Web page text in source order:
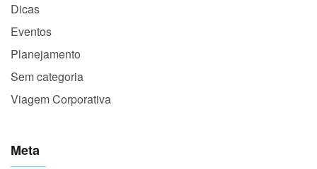
Dicas
Eventos
Planejamento
Sem categoria
Viagem Corporativa
Meta